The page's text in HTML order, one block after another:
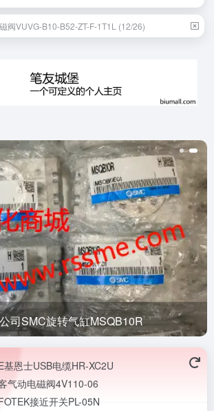
阀VUVG-B10-B52-ZT-F-1T1L (12/26)
司SMC旋转气缸MSQB10R
基恩士USB电缆HR-XC2U
气动电磁阀4V110-06
接近开关PL-05N